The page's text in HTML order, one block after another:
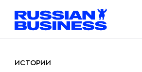
ИСТОРИИ